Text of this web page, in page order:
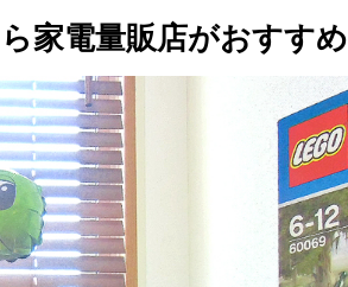
家電量販店がおすすめ